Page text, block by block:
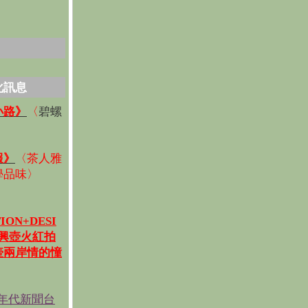
訊息
》 〈碧螺
〈茶人雅
味〉
壺火紅拍
岸情的憧
代新聞台